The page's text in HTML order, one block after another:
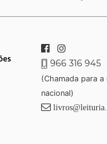
966 316 945
(Chamada para a
nacional)